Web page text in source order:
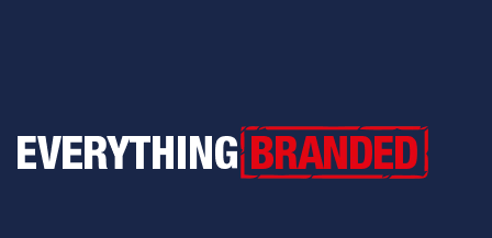
Everything Branded